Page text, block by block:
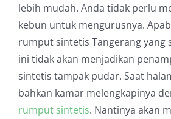
lebih mudah. Anda tidak perlu
kebun untuk mengurusnya.
rumput sintetis Tangerang yang
ini tidak akan menjadikan
sintetis tampak pudar. Saat
bahkan kamar melengkapinya
rumput sintetis. Nantinya akan